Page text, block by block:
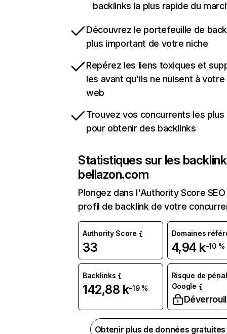
backlinks la plus rapide du
Découvrez le portefeuille de
plus important de votre niche
Repérez les liens toxiques et
les avant qu'ils ne nuisent à
web
Trouvez vos concurrents les
pour obtenir des backlinks
Statistiques sur les
bellazon.com
Plongez dans l'Authority Score
profil de backlink de votre
Authority Score
33
Domaines
4,94 k-10 %
Backlinks
142,88 k-19 %
Risque de
Google
Obtenir plus de données